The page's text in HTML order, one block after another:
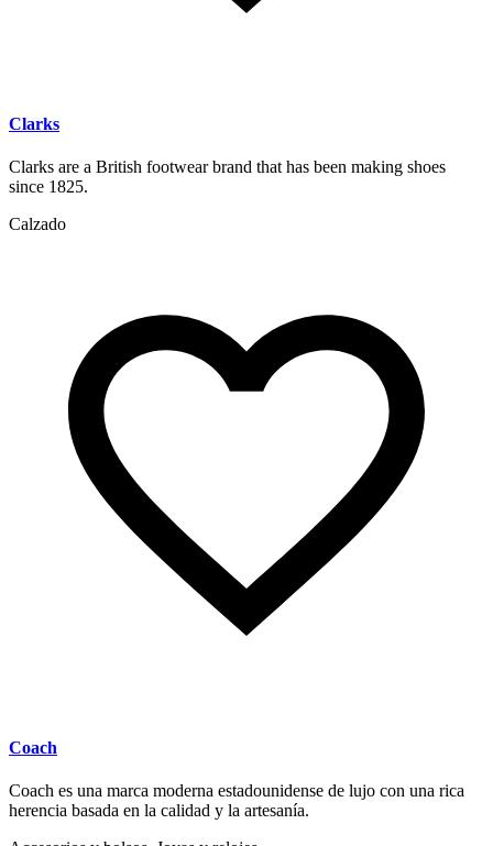
Clarks
Clarks are a British footwear brand that has been making shoes
since 1825.
Calzado
Coach
Coach es una marca moderna estadounidense de lujo con una rica
herencia basada en la calidad y la artesanía.